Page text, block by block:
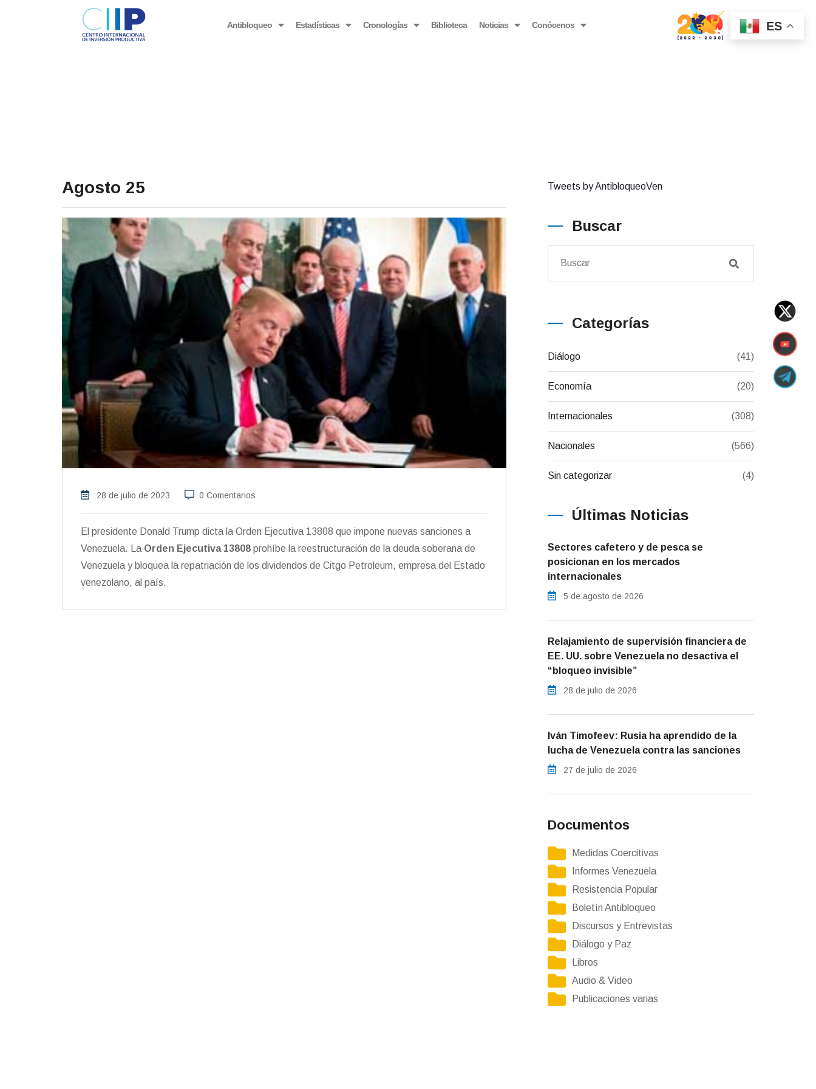
Antibloqueo Estadísticas Cronologías Biblioteca Noticias Conócenos
Agosto 25
28 de julio de 2023 0 Comentarios
El presidente Donald Trump dicta la Orden Ejecutiva 13808 que impone nuevas sanciones a
Venezuela. La Orden Ejecutiva 13808 prohíbe la reestructuración de la deuda soberana de
Venezuela y bloquea la repatriación de los dividendos de Citgo Petroleum, empresa del Estado
venezolano, al país.
Tweets by AntibloqueoVen
Buscar
Categorías
Diálogo (41)
Economía (20)
Internacionales (308)
Nacionales (566)
Sin categorizar (4)
Últimas Noticias
Sectores cafetero y de pesca se
posicionan en los mercados
internacionales
5 de agosto de 2026
Relajamiento de supervisión financiera de
EE. UU. sobre Venezuela no desactiva el
“bloqueo invisible”
28 de julio de 2026
Iván Timofeev: Rusia ha aprendido de la
lucha de Venezuela contra las sanciones
27 de julio de 2026
Documentos
Medidas Coercitivas
Informes Venezuela
Resistencia Popular
Boletín Antibloqueo
Discursos y Entrevistas
Diálogo y Paz
Libros
Audio & Video
Publicaciones varias
ES